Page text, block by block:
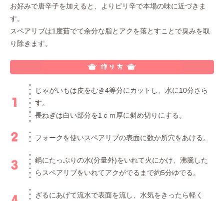
お好みで唐辛子を加えると、よりピリ辛で本場の味に近づきま
す。
スペアリブは1度茹でて余分な脂とアクを落とすことで臭みを取
り除きます。
じゃがいもは皮をむき4等分にカットし、水に10分さら
す。
長ねぎは白い部分を1ｃｍ厚に斜め切りにする。
フォークを使いスペアリブの表面に数か所穴をあける。
鍋にたっぷりの水(分量外)をいれて火にかけ、沸騰した
らスペアリブをいれてアクがでるまで約5分ゆでる。
ざるにあげて流水で表面を流し、水気をきったら軽く